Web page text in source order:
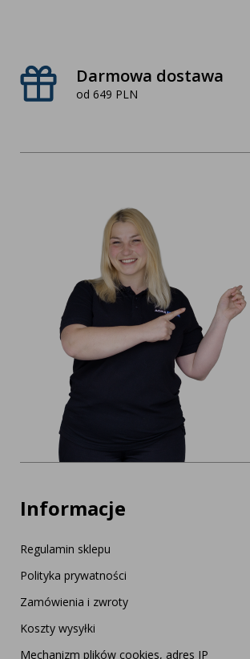
Darmowa dostawa
od 649 PLN
Informacje
Regulamin sklepu
Polityka prywatności
Zamówienia i zwroty
Koszty wysyłki
Mechanizm plików cookies, adres IP